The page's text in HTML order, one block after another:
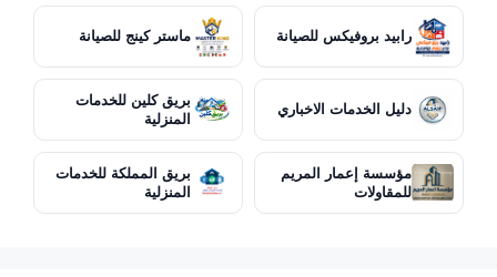
رابيد بروفيكس للصيانة ماستر كينج للصيانة
دليل الخدمات الاخباري
بريق كلين للخدمات
المنزلية
مؤسسة إعمار المريم
للمقاولات
بريق المملكة للخدمات
المنزلية